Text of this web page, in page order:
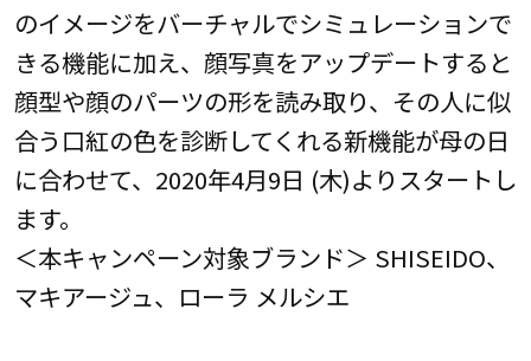
のイメージをバーチャルでシミュレーションで
きる機能に加え、顔写真をアップデートすると
顔型や顔のパーツの形を読み取り、その人に似
合う口紅の色を診断してくれる新機能が母の日
に合わせて、2020年4月9日 (木)よりスタートし
ます。
＜本キャンペーン対象ブランド＞ SHISEIDO、
マキアージュ、ローラ メルシエ